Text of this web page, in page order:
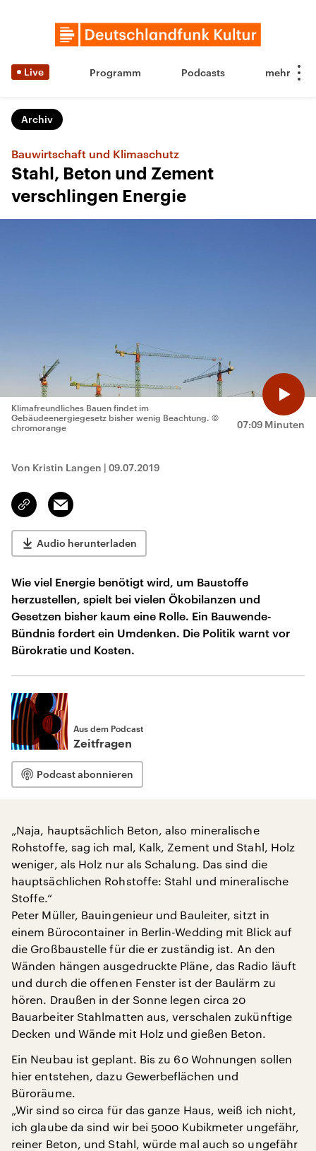
Live Programm Podcasts
Archiv
Bauwirtschaft und Klimaschutz
Stahl, Beton und Zement
verschlingen Energie
07:09 Minuten
Klimafreundliches Bauen findet im
Gebäudeenergiegesetz bisher wenig Beachtung. ©
chromorange
Von Kristin Langen | 09.07.2019
Link
kopieren/teilen
Email
Audio herunterladen
Wie viel Energie benötigt wird, um Baustoffe
herzustellen, spielt bei vielen Ökobilanzen und
Gesetzen bisher kaum eine Rolle. Ein Bauwende-
Bündnis fordert ein Umdenken. Die Politik warnt vor
Bürokratie und Kosten.
Aus dem Podcast
Zeitfragen
Podcast abonnieren
„Naja, hauptsächlich Beton, also mineralische
Rohstoffe, sag ich mal, Kalk, Zement und Stahl, Holz
weniger, als Holz nur als Schalung. Das sind die
hauptsächlichen Rohstoffe: Stahl und mineralische
Stoffe.“
Peter Müller, Bauingenieur und Bauleiter, sitzt in
einem Bürocontainer in Berlin-Wedding mit Blick auf
die Großbaustelle für die er zuständig ist. An den
Wänden hängen ausgedruckte Pläne, das Radio läuft
und durch die offenen Fenster ist der Baulärm zu
hören. Draußen in der Sonne legen circa 20
Bauarbeiter Stahlmatten aus, verschalen zukünftige
Decken und Wände mit Holz und gießen Beton.
Ein Neubau ist geplant. Bis zu 60 Wohnungen sollen
hier entstehen, dazu Gewerbeflächen und
Büroräume.
„Wir sind so circa für das ganze Haus, weiß ich nicht,
ich glaube da sind wir bei 5000 Kubikmeter ungefähr,
reiner Beton, und Stahl, würde mal auch so ungefähr